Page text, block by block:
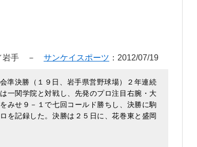
／岩手 － サンケイスポーツ ：2012/07/19
決勝（１９日、岩手県営野球場）２年連続
一関学院と対戦し、先発のプロ注目右腕・大
みせ９－１で七回コールド勝ちし、決勝に駒
を記録した。決勝は２５日に、花巻東と盛岡